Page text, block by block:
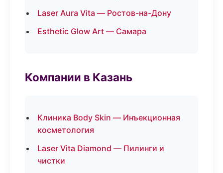
Laser Aura Vita — Ростов-на-Дону
Esthetic Glow Art — Самара
Компании в Казань
Клиника Body Skin — Инъекционная
косметология
Laser Vita Diamond — Пилинги и
чистки